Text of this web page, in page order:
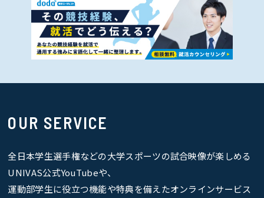
OUR SERVICE
全日本学生選手権などの大学スポーツの試合映像が楽しめる
UNIVAS公式YouTubeや、
運動部学生に役立つ機能や特典を備えたオンラインサービス